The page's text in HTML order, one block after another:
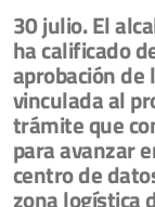
30 julio. El
ha calificado
aprobación de
vinculada al
trámite que
para avanzar
centro de
zona logística